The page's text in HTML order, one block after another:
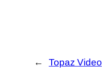
←
Topaz Video